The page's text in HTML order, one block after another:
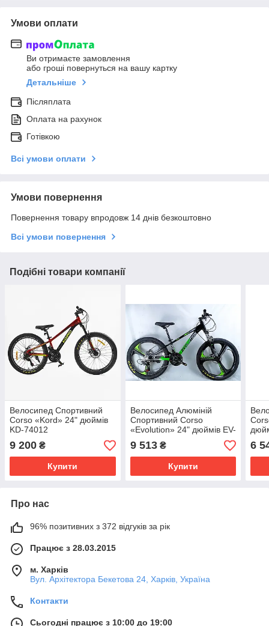
Умови оплати
Ви отримаєте замовлення
або гроші повернуться на вашу картку
Детальніше
Післяплата
Оплата на рахунок
Готівкою
Всі умови оплати
Умови повернення
Повернення товару впродовж 14 днів безкоштовно
Всі умови повернення
Подібні товари компанії
Велоcипед Спортивний
Corso «Kord» 24" дюймів
KD-74012
9 200 ₴
Купити
Велоcипед Алюміній
Спортивний Corso
«Evolution» 24" дюймів EV-
24203 Розмір рами: 11"
9 513₴
Купити
6
Про нас
96% позитивних з 372 відгуків за рік
Працює з 28.03.2015
м. Харків
Вул. Архітектора Бекетова 24, Харків, Україна
Контакти
Сьогодні працює з 10:00 до 19:00